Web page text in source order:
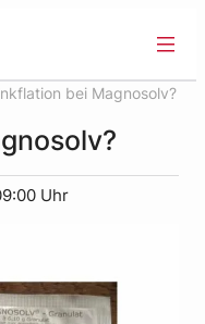
bei Magnosolv?
Uhr